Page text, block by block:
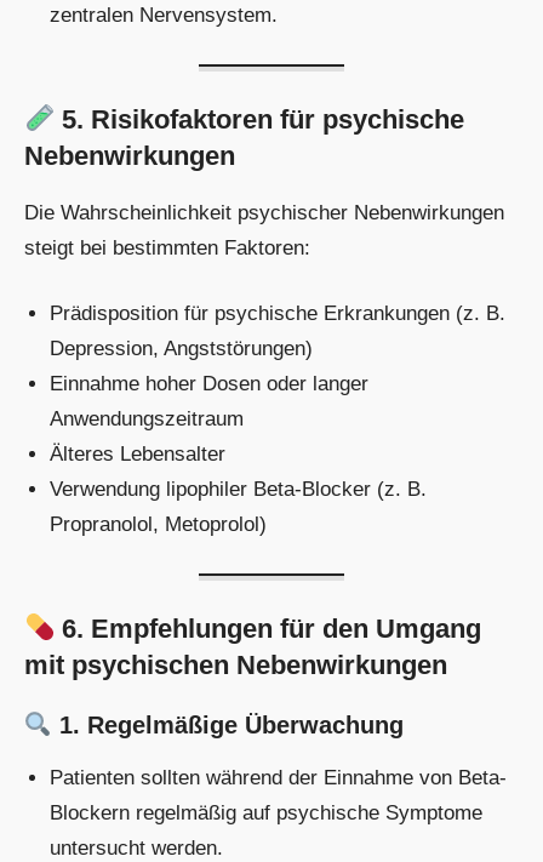
zentralen Nervensystem.
5. Risikofaktoren für psychische
Nebenwirkungen
Die Wahrscheinlichkeit psychischer Nebenwirkungen
steigt bei bestimmten Faktoren:
Prädisposition für psychische Erkrankungen (z. B.
Depression, Angststörungen)
Einnahme hoher Dosen oder langer
Anwendungszeitraum
Älteres Lebensalter
Verwendung lipophiler Beta-Blocker (z. B.
Propranolol, Metoprolol)
6. Empfehlungen für den Umgang
mit psychischen Nebenwirkungen
1. Regelmäßige Überwachung
Patienten sollten während der Einnahme von Beta-
Blockern regelmäßig auf psychische Symptome
untersucht werden.